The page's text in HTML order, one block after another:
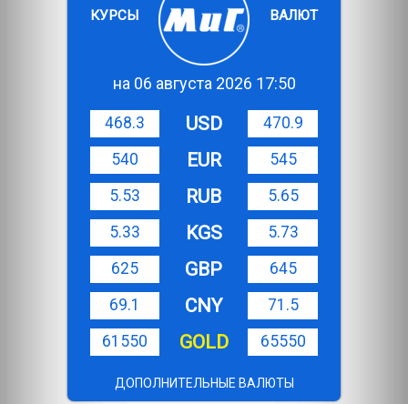
КУРСЫ ВАЛЮТ
на 06 августа 2026 17:50
468.3 USD
470.9
540
EUR
545
5.53
RUB
5.65
5.33
KGS
5.73
625
GBP
645
69.1
CNY
71.5
61550
GOLD 65550
ДОПОЛНИТЕЛЬНЫЕ ВАЛЮТЫ